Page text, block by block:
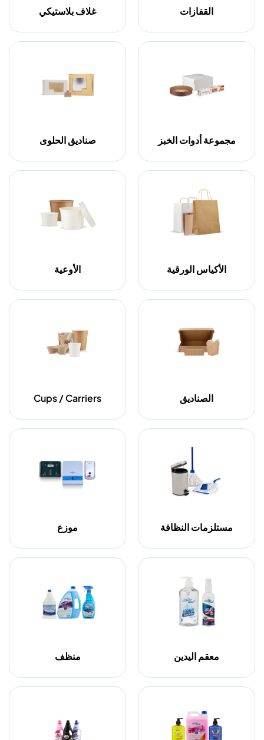
القفازات غلاف بلاستيكي
مجموعة أدوات الخبز صناديق الحلوى
الأكياس الورقية الأوعية
الصناديق Cups / Carriers
مستلزمات النظافة موزع
معقم اليدين منظف